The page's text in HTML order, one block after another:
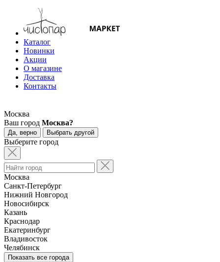
Каталог
Новинки
Акции
О магазине
Доставка
Контакты
Москва
Ваш город Москва?
Да, верно Выбрать другой
Выберите город
Москва
Санкт-Петербург
Нижний Новгород
Новосибирск
Казань
Краснодар
Екатеринбург
Владивосток
Челябинск
Показать все города